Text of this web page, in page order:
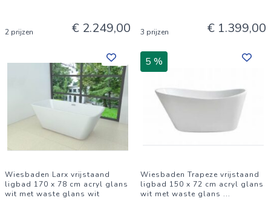
2 prijzen € 2.249,00 3 prijzen € 1.399,00
Wiesbaden Larx vrijstaand
ligbad 170 x 78 cm acryl glans
wit met waste glans wit
5 %
Wiesbaden Trapeze vrijstaand
ligbad 150 x 72 cm acryl glans
wit met waste glans ...